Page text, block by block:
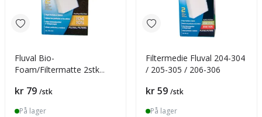
Fluval Bio-
Foam/Filtermatte 2stk
Pris
kr 79 /stk
På lager
Filtermedie Fluval 204-304
/ 205-305 / 206-306
Pris
kr 59 /stk
På lager